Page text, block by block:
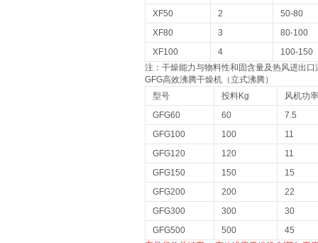
XF50
2
50-80
XF80
3
80-100
XF100
4
100-150
注：干燥能力与物料性和固含量及热风进出
GFG高效沸腾干燥机（立式沸腾）
型号
投料Kg
风机功
GFG60
60
7.5
GFG100
100
11
GFG120
120
11
GFG150
150
15
GFG200
200
22
GFG300
300
30
GFG500
500
45